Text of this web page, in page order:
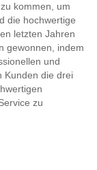
kommen, um
die hochwertige
letzten Jahren
gewonnen, indem
und
Kunden die drei
zu